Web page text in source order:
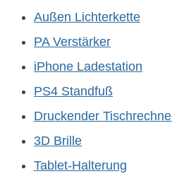
Außen Lichterkette
PA Verstärker
iPhone Ladestation
PS4 Standfuß
Druckender
3D Brille
Tablet-Halterung